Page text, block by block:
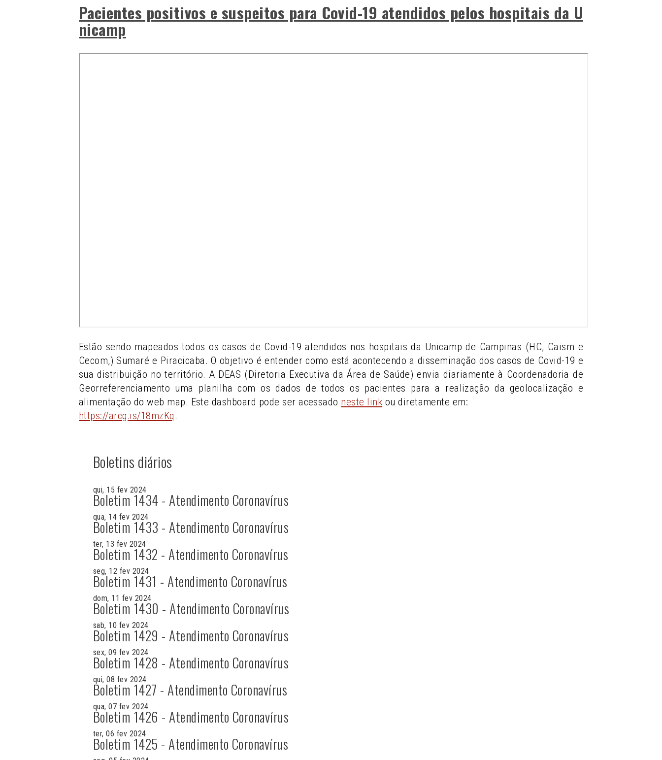
Pacientes positivos e suspeitos para Covid-19 atendidos pelos hospitais da U
nicamp
Estão sendo mapeados todos os casos de Covid-19 atendidos nos hospitais da Unicamp de Campinas (HC, Caism e
Cecom,) Sumaré e Piracicaba. O objetivo é entender como está acontecendo a disseminação dos casos de Covid-19 e
sua distribuição no território. A DEAS (Diretoria Executiva da Área de Saúde) envia diariamente à Coordenadoria de
Georreferenciamento uma planilha com os dados de todos os pacientes para a realização da geolocalização e
alimentação do web map. Este dashboard pode ser acessado neste link ou diretamente em:
https://arcg.is/18mzKq .
Boletins diários
qui, 15 fev 2024
Boletim 1434 - Atendimento Coronavírus
qua, 14 fev 2024
Boletim 1433 - Atendimento Coronavírus
ter, 13 fev 2024
Boletim 1432 - Atendimento Coronavírus
seg, 12 fev 2024
Boletim 1431 - Atendimento Coronavírus
dom, 11 fev 2024
Boletim 1430 - Atendimento Coronavírus
sab, 10 fev 2024
Boletim 1429 - Atendimento Coronavírus
sex, 09 fev 2024
Boletim 1428 - Atendimento Coronavírus
qui, 08 fev 2024
Boletim 1427 - Atendimento Coronavírus
qua, 07 fev 2024
Boletim 1426 - Atendimento Coronavírus
ter, 06 fev 2024
Boletim 1425 - Atendimento Coronavírus